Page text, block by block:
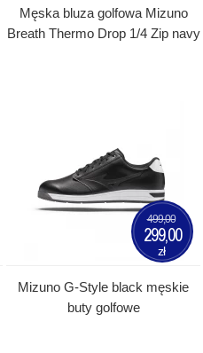
Męska bluza golfowa Mizuno
Breath Thermo Drop 1/4 Zip navy
Mizuno G-Style black męskie
buty golfowe
499,00
299,00
zł